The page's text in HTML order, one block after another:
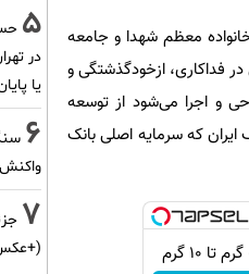
معظم شهدا و جامعه
فداکاری، ازخودگذشتگی و
و اجرا می‌شود از توسعه
که سرمایه اصلی بانک
5
در
یا
6
7